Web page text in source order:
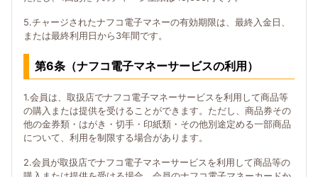
5.チャージされたナフコ電子マネーの有効期限は、最終入金日、
または最終利用日から3年間です。
第6条（ナフコ電子マネーサービスの利用）
1.会員は、取扱店でナフコ電子マネーサービスを利用して商品等
の購入または提供を受けることができます。ただし、商品券その
他の金券類・はがき・切手・印紙類・その他別途定める一部商品
について、利用を制限する場合があります。
2.会員が取扱店でナフコ電子マネーサービスを利用して商品等の